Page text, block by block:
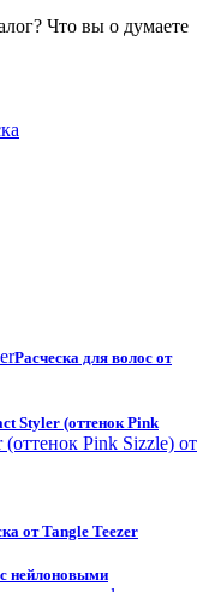
Что вы о думаете
Расческа для волос от
Styler (оттенок Pink
от Tangle Teezer
нейлоновыми